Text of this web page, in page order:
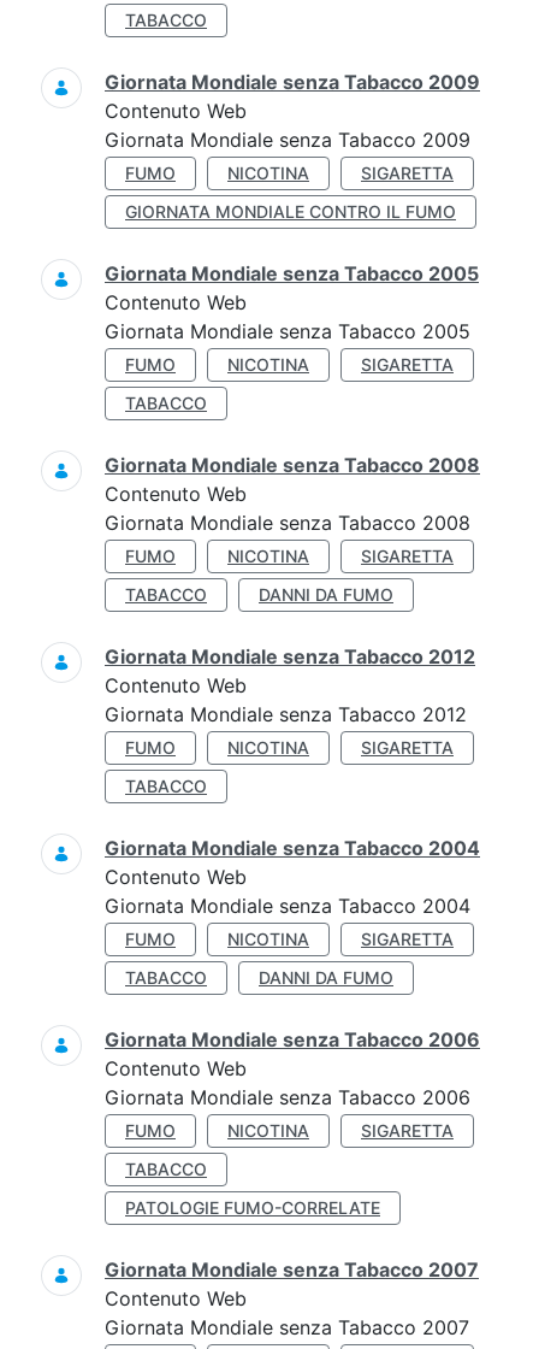
TABACCO
Giornata Mondiale senza Tabacco 2009
Contenuto Web
Giornata Mondiale senza Tabacco 2009
FUMO NICOTINA
SIGARETTA
GIORNATA MONDIALE CONTRO IL FUMO
Giornata Mondiale senza Tabacco 2005
Contenuto Web
Giornata Mondiale senza Tabacco 2005
FUMO NICOTINA
SIGARETTA
TABACCO
Giornata Mondiale senza Tabacco 2008
Contenuto Web
Giornata Mondiale senza Tabacco 2008
FUMO NICOTINA
SIGARETTA
TABACCO
DANNI DA FUMO
Giornata Mondiale senza Tabacco 2012
Contenuto Web
Giornata Mondiale senza Tabacco 2012
FUMO NICOTINA
SIGARETTA
TABACCO
Giornata Mondiale senza Tabacco 2004
Contenuto Web
Giornata Mondiale senza Tabacco 2004
FUMO NICOTINA
SIGARETTA
TABACCO
DANNI DA FUMO
Giornata Mondiale senza Tabacco 2006
Contenuto Web
Giornata Mondiale senza Tabacco 2006
FUMO NICOTINA
SIGARETTA
TABACCO
PATOLOGIE FUMO-CORRELATE
Giornata Mondiale senza Tabacco 2007
Contenuto Web
Giornata Mondiale senza Tabacco 2007